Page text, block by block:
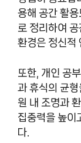
용해 공간 활
로 정리하여
환경은 정신적
또한, 개인 공
과 휴식의 균형
원 내 조명과
집중력을 높이
다.